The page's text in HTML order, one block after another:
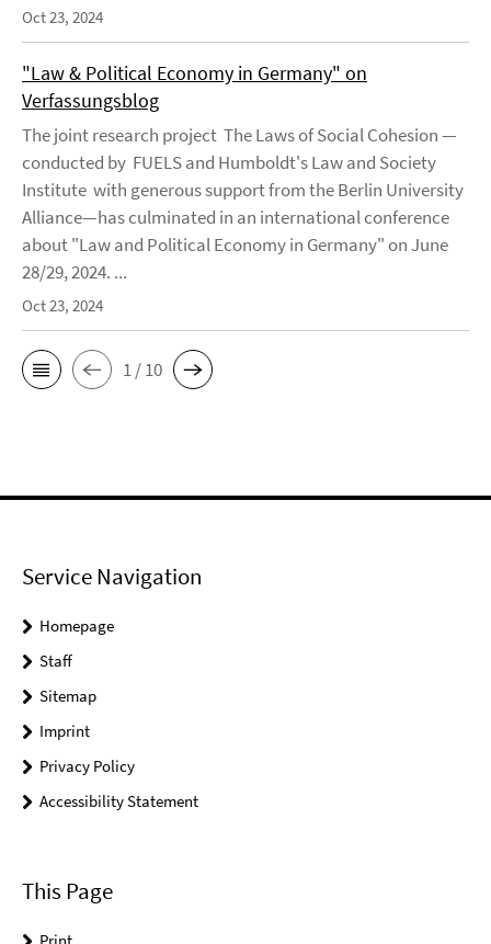
Oct 23, 2024
"Law & Political Economy in Germany" on
Verfassungsblog
The joint research project The Laws of Social Cohesion —
conducted by FUELS and Humboldt's Law and Society
Institute with generous support from the Berlin University
Alliance—has culminated in an international conference
about "Law and Political Economy in Germany" on June
28/29, 2024. ...
Oct 23, 2024
1 / 10
Service Navigation
Homepage
Staff
Sitemap
Imprint
Privacy Policy
Accessibility Statement
This Page